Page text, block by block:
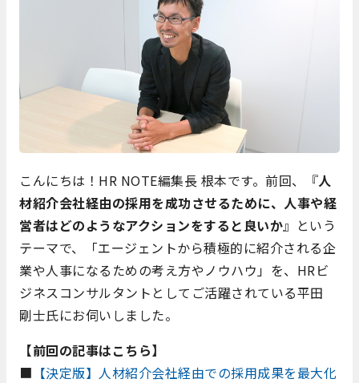
こんにちは！HR NOTE編集長 根本です。前回、『人
材紹介会社経由の採用を成功させるために、人事や経
営者はどのようなアクションをすると良いか』という
テーマで、「エージェントから積極的に紹介される企
業や人事になるための考え方やノウハウ」を、HRビ
ジネスコンサルタントとしてご活躍されている平田
剛士氏にお伺いしました。
【前回の記事はこちら】
■ 【決定版】人材紹介会社経由での採用成果を最大化